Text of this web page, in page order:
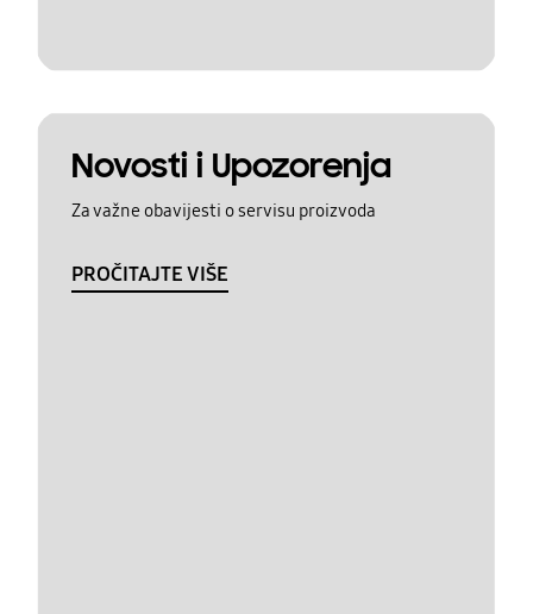
Novosti i Upozorenja
Za važne obavijesti o servisu proizvoda
PROČITAJTE VIŠE